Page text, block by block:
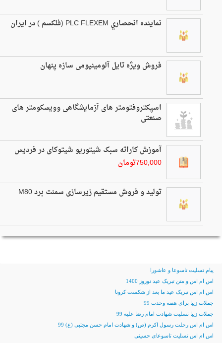
نماينده انحصاري PLC FLEXEM (فلكسم ) در ايران
فروش ویژه تایل آلومینیومی سازه پنهان
اسپکتروفتومتر های آزمایشگاهی وویسکومتر های
صنعتی
آموزش کاراته سبک شیتوریو شیتوکای در فردیس
750,000تومان
تولید و فروش مستقیم زیرسازی سمنت برد M80
پیام تسلیت تاسوعا و عاشورا
اس ام اس و متن تبریک عید نوروز 1400
اس ام اس تبریک عید ما بعد از شکست کرونا
جملات زیبا برای هفته وحدت 99
جملات زیبا تسلیت شهادت امام رضا علیه 99
اس ام اس رحلت رسول اکرم (ص) و شهادت امام حسن مجتبی (ع) 99
اس ام اس تسلیت تاسوعای حسینی